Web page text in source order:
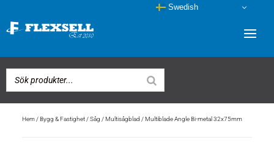
Hem/Bygg & Fastighet/Såg /Multisågblad / Multiblade Angle Bi-metal 32x75mm
Swedish